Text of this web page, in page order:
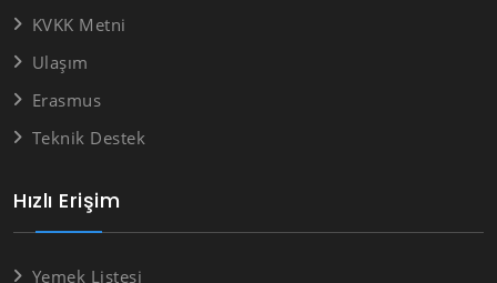
Hızlı Erişim
Yemek Listesi
KVKK Metni
Ulaşım
Erasmus
Teknik Destek